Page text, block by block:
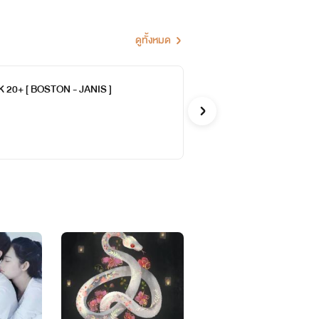
อย่างที่เกิดขึ้นเป็นนิยายทั้งหมด
]
]
]
ดูทั้งหมด
BAD BUCK 20+ [ BOSTON - JANIS ]